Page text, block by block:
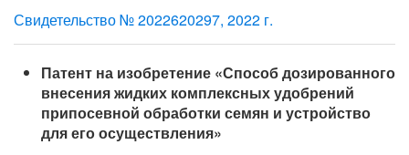
Свидетельство № 2022620297, 2022 г.
Патент на изобретение «Способ дозированного
внесения жидких комплексных удобрений
припосевной обработки семян и устройство
для его осуществления»